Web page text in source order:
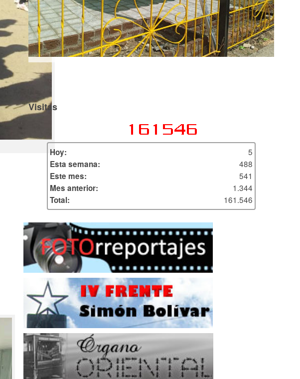
Visitas
Hoy:
5
Esta semana:
488
Este mes:
541
Mes anterior:
1.344
Total:
161.546